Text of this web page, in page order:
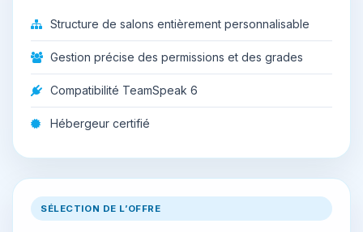
Structure de salons entièrement personnalisable
Gestion précise des permissions et des grades
Compatibilité TeamSpeak 6
Hébergeur certifié
SÉLECTION DE L’OFFRE